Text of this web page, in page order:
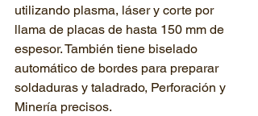
utilizando plasma, láser y corte por
llama de placas de hasta 150 mm de
espesor. También tiene biselado
automático de bordes para preparar
soldaduras y taladrado, Perforación y
Minería precisos.